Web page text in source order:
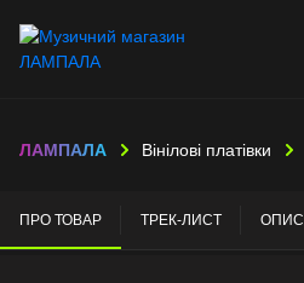
ЛАМПАЛА Вінілові платівки
ПРО ТОВАР ТРЕК-ЛИСТ ОПИС